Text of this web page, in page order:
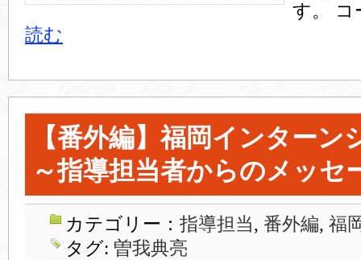
す。
読む
【番外編】福岡インターン
～指導担当者からのメッ
カテゴリー： 指導担当, 番外編, 福
タグ: 曽我典亮